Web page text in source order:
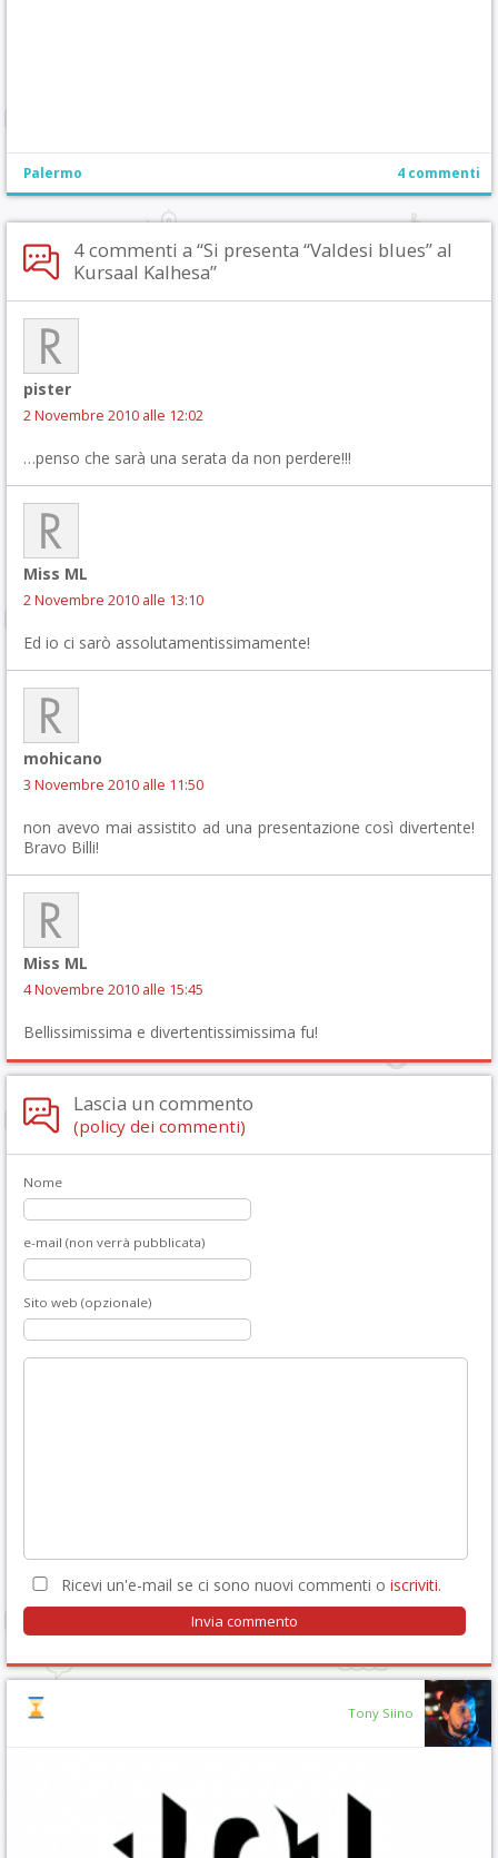
Palermo 4 commenti
4 commenti a “Si presenta “Valdesi blues” al
Kursaal Kalhesa”
pister
2 Novembre 2010 alle 12:02
…penso che sarà una serata da non perdere!!!
Miss ML
2 Novembre 2010 alle 13:10
Ed io ci sarò assolutamentissimamente!
mohicano
3 Novembre 2010 alle 11:50
non avevo mai assistito ad una presentazione così divertente!
Bravo Billi!
Miss ML
4 Novembre 2010 alle 15:45
Bellissimissima e divertentissimissima fu!
Lascia un commento
(policy dei commenti)
Nome
e-mail (non verrà pubblicata)
Sito web (opzionale)
Ricevi un'e-mail se ci sono nuovi commenti o iscriviti.
Tony Siino